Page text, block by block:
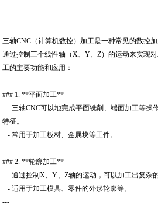
三轴CNC（计算机数控）加工是一种常见的数控
通过控制三个线性轴（X、Y、Z）的运动来实现
工的主要功能和应用：
---
### 1. **平面加工**
- 三轴CNC可以地完成平面铣削、端面加工等操
特征。
- 常用于加工板材、金属块等工件。
---
### 2. **轮廓加工**
- 通过控制X、Y、Z轴的运动，可以加工出复杂
- 适用于加工模具、零件的外形轮廓等。
---